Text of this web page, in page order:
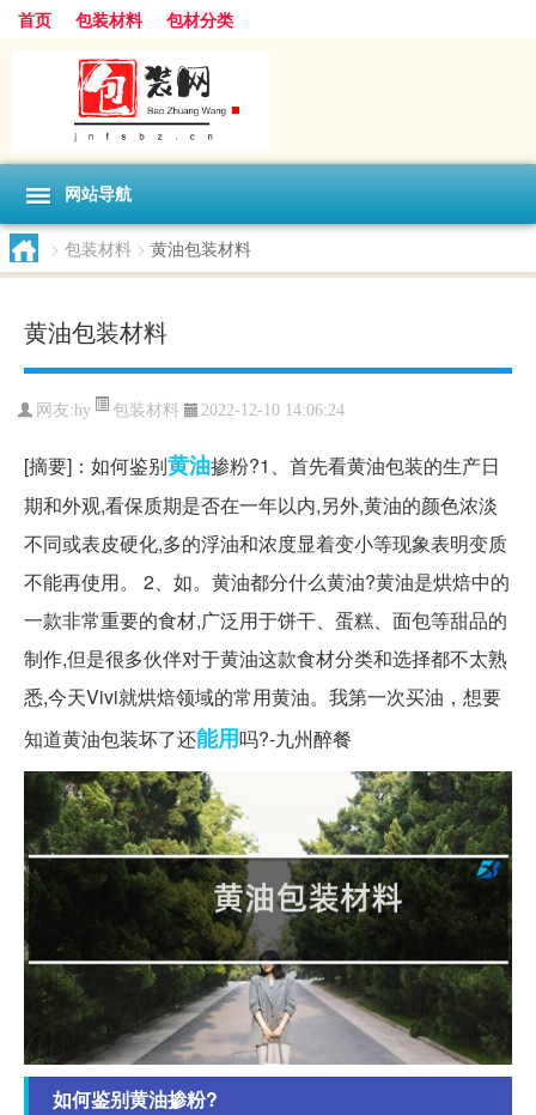
首页 包装材料 包材分类
网站导航
> 包装材料 > 黄油包装材料
黄油包装材料
网友:hy 包装材料 2022-12-10 14:06:24
[摘要]：如何鉴别黄油掺粉?1、首先看黄油包装的生产日
期和外观,看保质期是否在一年以内,另外,黄油的颜色浓淡
不同或表皮硬化,多的浮油和浓度显着变小等现象表明变质
不能再使用。 2、如。黄油都分什么黄油?黄油是烘焙中的
一款非常重要的食材,广泛用于饼干、蛋糕、面包等甜品的
制作,但是很多伙伴对于黄油这款食材分类和选择都不太熟
悉,今天Vivi就烘焙领域的常用黄油。我第一次买油，想要
知道黄油包装坏了还能用吗?-九州醉餐
如何鉴别黄油掺粉?